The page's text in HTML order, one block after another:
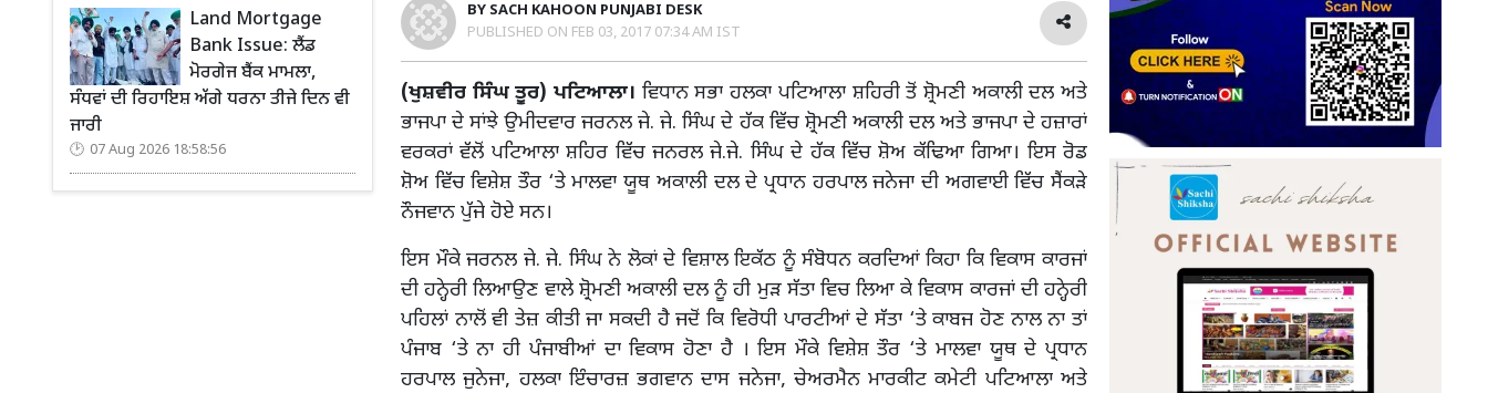
Land Mortgage
Bank Issue: ਲੈਂਡ
ਮੋਰਗੇਜ ਬੈਂਕ ਮਾਮਲਾ,
ਸੰਧਵਾਂ ਦੀ ਰਿਹਾਇਸ਼ ਅੱਗੇ ਧਰਨਾ ਤੀਜੇ ਦਿਨ ਵੀ
ਜਾਰੀ
07 Aug 2026 18:58:56
BY SACH KAHOON PUNJABI DESK
PUBLISHED ON FEB 03, 2017 07:34 AM IST
(ਖੁਸ਼ਵੀਰ ਸਿੰਘ ਤੂਰ)ਪਟਿਆਲਾ। ਵਿਧਾਨ ਸਭਾ ਹਲਕਾ ਪਟਿਆਲਾ ਸ਼ਹਿਰੀ ਤੋਂ ਸ਼੍ਰੋਮਣੀ ਅਕਾਲੀ ਦਲ ਅਤੇ
ਭਾਜਪਾ ਦੇ ਸਾਂਝੇ ਉਮੀਦਵਾਰ ਜਰਨਲ ਜੇ. ਜੇ. ਸਿੰਘ ਦੇ ਹੱਕ ਵਿੱਚ ਸ਼੍ਰੋਮਣੀ ਅਕਾਲੀ ਦਲ ਅਤੇ ਭਾਜਪਾ ਦੇ ਹਜ਼ਾਰਾਂ
ਵਰਕਰਾਂ ਵੱਲੋਂ ਪਟਿਆਲਾ ਸ਼ਹਿਰ ਵਿੱਚ ਜਨਰਲ ਜੇ.ਜੇ. ਸਿੰਘ ਦੇ ਹੱਕ ਵਿੱਚ ਸ਼ੋਅ ਕੱਢਿਆ ਗਿਆ। ਇਸ ਰੋਡ
ਸ਼ੋਅ ਵਿੱਚ ਵਿਸ਼ੇਸ਼ ਤੌਰ ‘ਤੇ ਮਾਲਵਾ ਯੂਥ ਅਕਾਲੀ ਦਲ ਦੇ ਪ੍ਰਧਾਨ ਹਰਪਾਲ ਜਨੇਜਾ ਦੀ ਅਗਵਾਈ ਵਿੱਚ ਸੈਂਕੜੇ
ਨੌਜਵਾਨ ਪੁੱਜੇ ਹੋਏ ਸਨ।
ਇਸ ਮੌਕੇ ਜਰਨਲ ਜੇ. ਜੇ. ਸਿੰਘ ਨੇ ਲੋਕਾਂ ਦੇ ਵਿਸ਼ਾਲ ਇਕੱਠ ਨੂੰ ਸੰਬੋਧਨ ਕਰਦਿਆਂ ਕਿਹਾ ਕਿ ਵਿਕਾਸ ਕਾਰਜਾਂ
ਦੀ ਹਨ੍ਹੇਰੀ ਲਿਆਉਣ ਵਾਲੇ ਸ਼੍ਰੋਮਣੀ ਅਕਾਲੀ ਦਲ ਨੂੰ ਹੀ ਮੁੜ ਸੱਤਾ ਵਿਚ ਲਿਆ ਕੇ ਵਿਕਾਸ ਕਾਰਜਾਂ ਦੀ ਹਨ੍ਹੇਰੀ
ਪਹਿਲਾਂ ਨਾਲੋਂ ਵੀ ਤੇਜ਼ ਕੀਤੀ ਜਾ ਸਕਦੀ ਹੈ ਜਦੋਂ ਕਿ ਵਿਰੋਧੀ ਪਾਰਟੀਆਂ ਦੇ ਸੱਤਾ ‘ਤੇ ਕਾਬਜ ਹੋਣ ਨਾਲ ਨਾ ਤਾਂ
ਪੰਜਾਬ ‘ਤੇ ਨਾ ਹੀ ਪੰਜਾਬੀਆਂ ਦਾ ਵਿਕਾਸ ਹੋਣਾ ਹੈ । ਇਸ ਮੌਕੇ ਵਿਸ਼ੇਸ਼ ਤੌਰ ‘ਤੇ ਮਾਲਵਾ ਯੂਥ ਦੇ ਪ੍ਰਧਾਨ
ਹਰਪਾਲ ਜੁਨੇਜਾ, ਹਲਕਾ ਇੰਚਾਰਜ਼ ਭਗਵਾਨ ਦਾਸ ਜਨੇਜਾ, ਚੇਅਰਮੈਨ ਮਾਰਕੀਟ ਕਮੇਟੀ ਪਟਿਆਲਾ ਅਤੇ